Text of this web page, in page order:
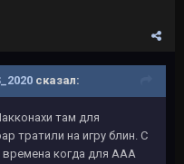
сказал:
там для
тратили на игру блин. С
когда для ААА